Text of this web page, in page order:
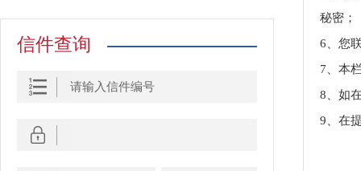
信件查询
秘密；
6、您
7、本
8、如
9、在